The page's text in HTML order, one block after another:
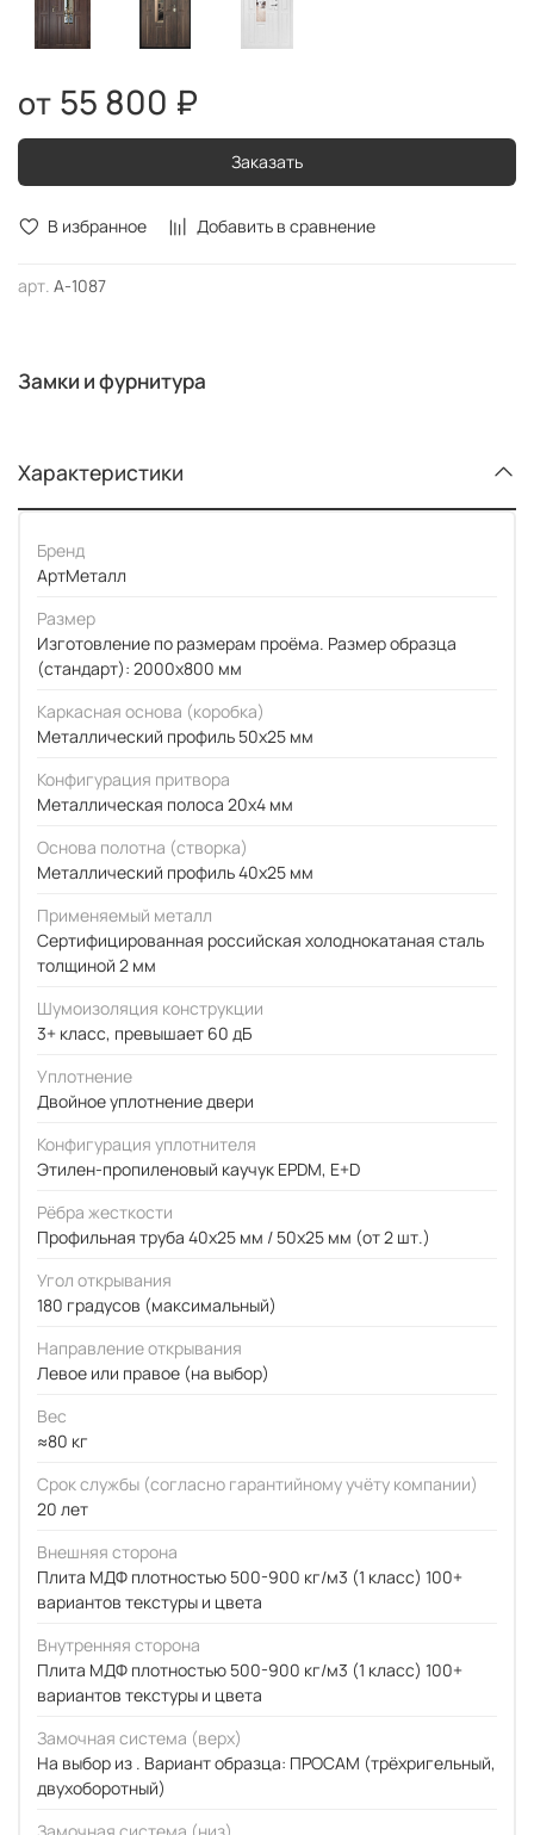
В избранное Добавить в сравнение
арт. А-1087
55 800 ₽
Заказать
Замки и фурнитура
Характеристики
Бренд
АртМеталл
Размер
Изготовление по размерам проёма. Размер образца
(стандарт): 2000x800 мм
Каркасная основа (коробка)
Металлический профиль 50x25 мм
Конфигурация притвора
Металлическая полоса 20x4 мм
Основа полотна (створка)
Металлический профиль 40x25 мм
Применяемый металл
Сертифицированная российская холоднокатаная сталь
толщиной 2 мм
Шумоизоляция конструкции
3+ класс, превышает 60 дБ
Уплотнение
Двойное уплотнение двери
Конфигурация уплотнителя
Этилен-пропиленовый каучук EPDM, E+D
Рёбра жесткости
Профильная труба 40х25 мм / 50x25 мм (от 2 шт.)
Угол открывания
180 градусов (максимальный)
Направление открывания
Левое или правое (на выбор)
Вес
≈80 кг
Срок службы (согласно гарантийному учёту компании)
20 лет
Внешняя сторона
Плита МДФ плотностью 500-900 кг/м3 (1 класс) 100+
вариантов текстуры и цвета
Внутренняя сторона
Плита МДФ плотностью 500-900 кг/м3 (1 класс) 100+
вариантов текстуры и цвета
Замочная система (верх)
На выбор из . Вариант образца: ПРОСАМ (трёхригельный,
двухоборотный)